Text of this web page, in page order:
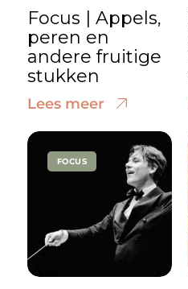
Focus | Appels,
peren en
andere fruitige
stukken
Lees meer
FOCUS